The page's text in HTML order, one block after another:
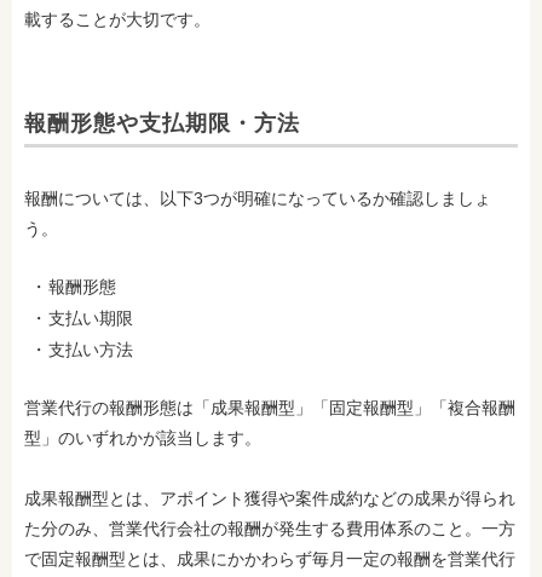
載することが大切です。
報酬形態や支払期限・方法
報酬については、以下3つが明確になっているか確認しましょ
う。
報酬形態
支払い期限
支払い方法
営業代行の報酬形態は「成果報酬型」「固定報酬型」「複合報酬
型」のいずれかが該当します。
成果報酬型とは、アポイント獲得や案件成約などの成果が得られ
た分のみ、営業代行会社の報酬が発生する費用体系のこと。一方
で固定報酬型とは、成果にかかわらず毎月一定の報酬を営業代行